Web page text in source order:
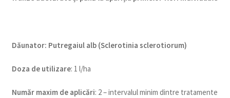
Dăunator: Putregaiul alb (Sclerotinia sclerotiorum)
Doza de utilizare: 1 l/ha
Număr maxim de aplicări: 2 – intervalul minim dintre tratamente